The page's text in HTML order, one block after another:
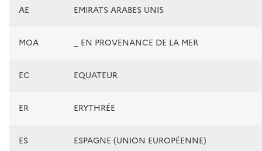
AE EMIRATS ARABES UNIS
MOA _ EN PROVENANCE DE LA MER
EC EQUATEUR
ER ERYTHRÉE
ES ESPAGNE (UNION EUROPÉENNE)